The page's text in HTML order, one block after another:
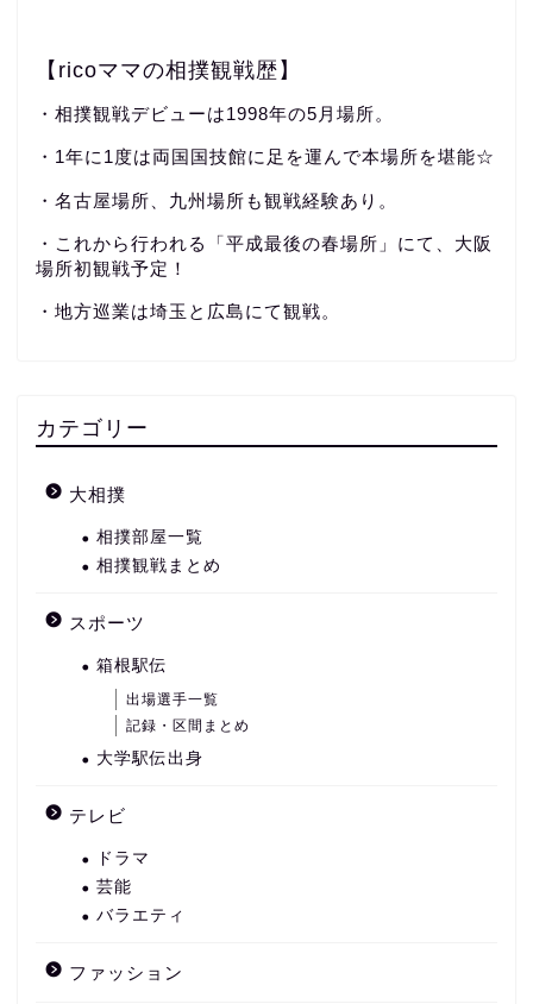
【ricoママの相撲観戦歴】
・相撲観戦デビューは1998年の5月場所。
・1年に1度は両国国技館に足を運んで本場所を堪能☆
・名古屋場所、九州場所も観戦経験あり。
・これから行われる「平成最後の春場所」にて、大阪
場所初観戦予定！
・地方巡業は埼玉と広島にて観戦。
カテゴリー
大相撲
相撲部屋一覧
相撲観戦まとめ
スポーツ
箱根駅伝
出場選手一覧
記録・区間まとめ
大学駅伝出身
テレビ
ドラマ
芸能
バラエティ
ファッション